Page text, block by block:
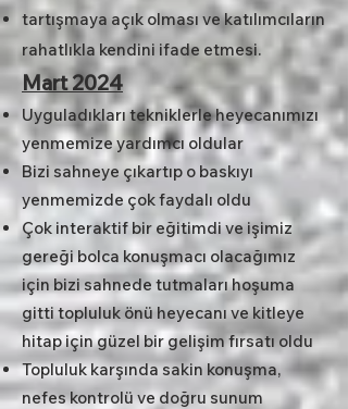
tartışmaya açık olması ve katılımcıların
rahatlıkla kendini ifade etmesi.
Mart 2024
Uyguladıkları tekniklerle heyecanımızı
yenmemize yardımcı oldular
Bizi sahneye çıkartıp o baskıyı
yenmemizde çok faydalı oldu
Çok interaktif bir eğitimdi ve işimiz
gereği bolca konuşmacı olacağımız
için bizi sahnede tutmaları hoşuma
gitti topluluk önü heyecanı ve kitleye
hitap için güzel bir gelişim fırsatı oldu
Topluluk karşında sakin konuşma,
nefes kontrolü ve doğru sunum